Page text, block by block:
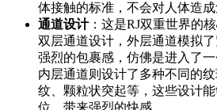
体接触的标准，不会对人体造成
通道设计：这是RJ双重世界的
双层通道设计，外层通道模拟
强烈的包裹感，仿佛是进入了一
内层通道则设计了多种不同的
纹、颗粒状突起等，这些设计
位，带来强烈的快感。